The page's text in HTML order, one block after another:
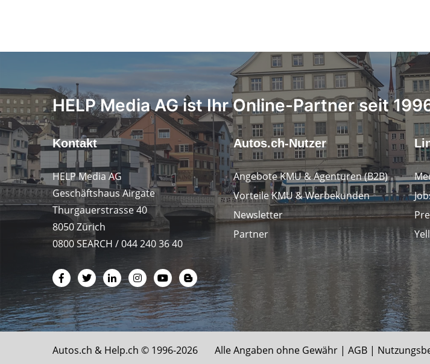
HELP Media AG ist Ihr Online-Partner seit
Kontakt
HELP Media AG
Geschäftshaus Airgate
Thurgauerstrasse 40
8050 Zürich
0800 SEARCH / 044 240 36 40
Autos.ch-Nutzer
Angebote KMU & Agenturen (B2B)
Vorteile KMU & Werbekunden
Newsletter
Partner
Autos.ch & Help.ch © 1996-2026 Alle Angaben ohne Gewähr | AGB |